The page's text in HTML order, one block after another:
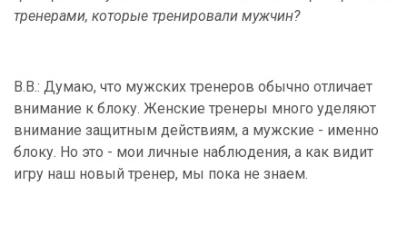
тренерами, которые тренировали мужчин?
В.В.: Думаю, что мужских тренеров обычно отличает
внимание к блоку. Женские тренеры много уделяют
внимание защитным действиям, а мужские - именно
блоку. Но это - мои личные наблюдения, а как видит
игру наш новый тренер, мы пока не знаем.